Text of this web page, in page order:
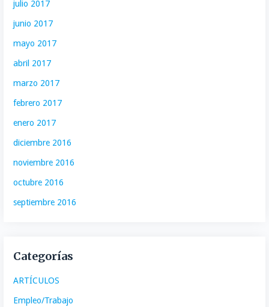
julio 2017
junio 2017
mayo 2017
abril 2017
marzo 2017
febrero 2017
enero 2017
diciembre 2016
noviembre 2016
octubre 2016
septiembre 2016
Categorías
ARTÍCULOS
Empleo/Trabajo